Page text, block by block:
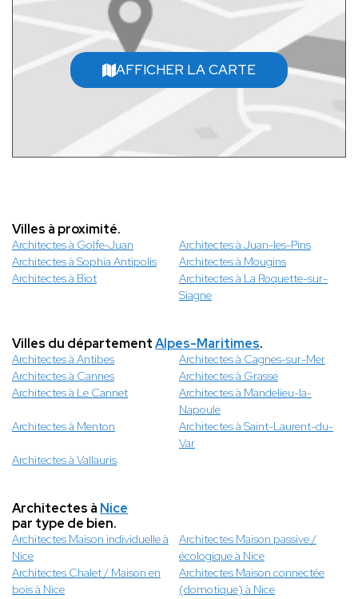
AFFICHER LA CARTE
Villes à proximité.
Architectes à Golfe-Juan
Architectes à Juan-les-Pins
Architectes à Sophia Antipolis
Architectes à Mougins
Architectes à Biot
Architectes à La Roquette-sur-
Siagne
Villes du départementAlpes-Maritimes.
Architectes à Antibes
Architectes à Cagnes-sur-Mer
Architectes à Cannes
Architectes à Grasse
Architectes à Le Cannet
Architectes à Mandelieu-la-
Napoule
Architectes à Menton
Architectes à Saint-Laurent-du-
Var
Architectes à Vallauris
Architectes à Nice
par type de bien.
Architectes Maison individuelle à
Nice
Architectes Maison passive /
écologique à Nice
Architectes Chalet / Maison en
bois à Nice
Architectes Maison connectée
(domotique) à Nice